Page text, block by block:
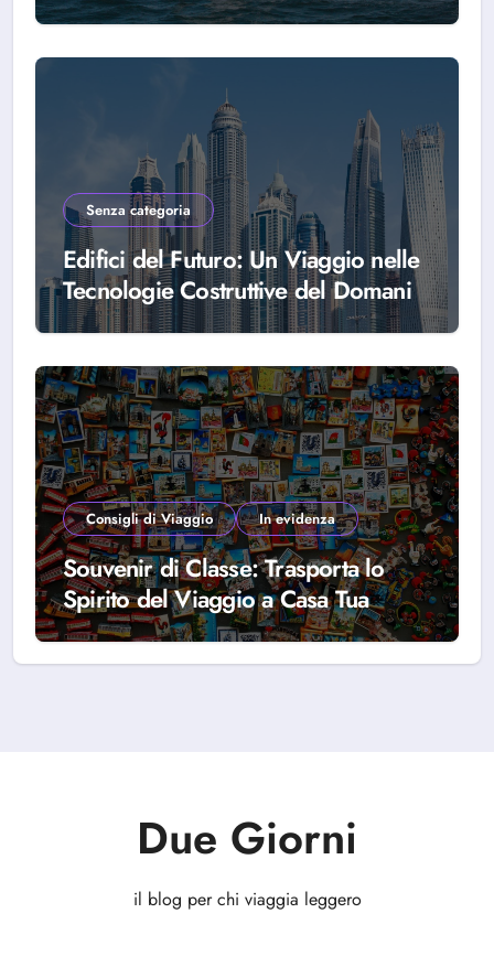
Senza categoria
Edifici del Futuro: Un Viaggio nelle
Tecnologie Costruttive del Domani
Consigli di Viaggio In evidenza
Souvenir di Classe: Trasporta lo
Spirito del Viaggio a Casa Tua
Due Giorni
il blog per chi viaggia leggero